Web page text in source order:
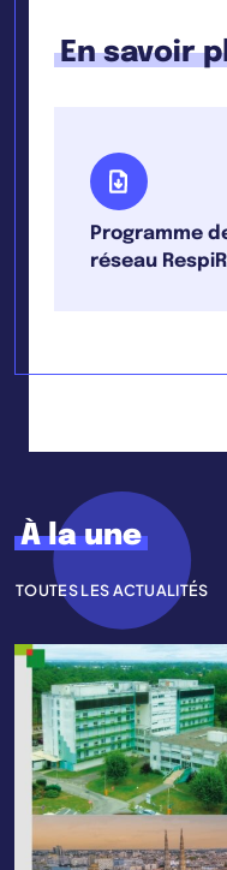
En savoir
Programme
réseau
À la une
TOUTES LES ACTUALITÉS